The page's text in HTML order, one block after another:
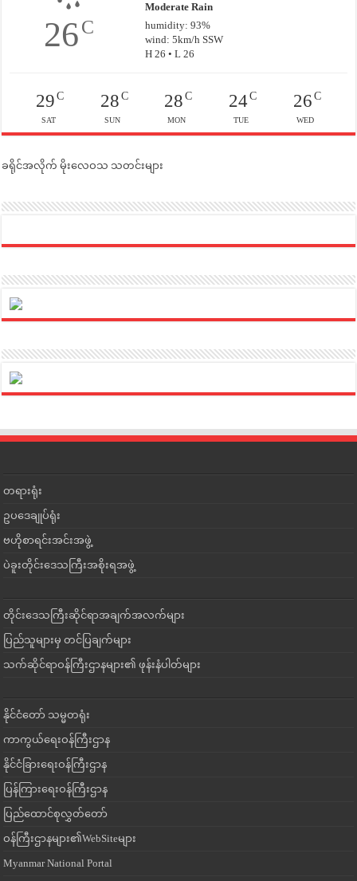
26C
Moderate Rain
humidity: 93%
wind: 5km/h SSW
H 26 • L 26
29C
SAT
28C
SUN
28 C
MON
24C
TUE
26C
WED
ခရိုင်အလိုက် မိုးလေဝသ သတင်းများ
တရားရုံး
ဥပဒေချုပ်ရုံး
ဗဟိုစာရင်းအင်းအဖွဲ့
ပဲခူးတိုင်းဒေသကြီးအစိုးရအဖွဲ့
တိုင်းဒေသကြီးဆိုင်ရာအချက်အလက်များ
ပြည်သူများမှ တင်ပြချက်များ
သက်ဆိုင်ရာဝန်ကြီးဌာနများ၏ ဖုန်းနံပါတ်များ
နိုင်ငံတော် သမ္မတရုံး
ကာကွယ်ရေးဝန်ကြီးဌာန
နိုင်ငံခြားရေးဝန်ကြီးဌာန
ပြန်ကြားရေးဝန်ကြီးဌာန
ပြည်ထောင်စုလွှတ်တော်
ဝန်ကြီးဌာနများ၏WebSiteများ
Myanmar National Portal